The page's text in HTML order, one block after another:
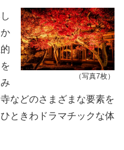
（写真7枚）
などのさまざまな要素を
ときわドラマチックな体